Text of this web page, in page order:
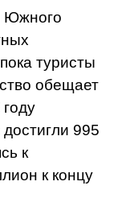
Южного
туристы
обещает
995
к
к концу